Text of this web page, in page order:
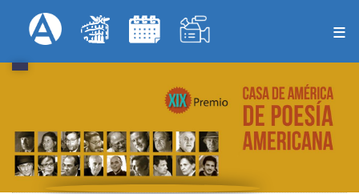
al
Menú Superior